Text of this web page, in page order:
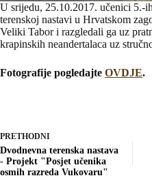
U srijedu, 25.10.2017. učenici 5.-
terenskoj nastavi u Hrvatskom
Veliki Tabor i razgledali ga uz
krapinskih neandertalaca uz
Fotografije pogledajte OVDJE.
PRETHODNI
Dvodnevna terenska nastava
- Projekt "Posjet učenika
osmih razreda Vukovaru"